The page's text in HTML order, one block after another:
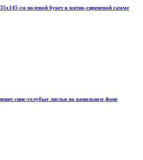
см полевой букет в мятно-сиреневой гамме
сине-голубые листья на ванильном фоне